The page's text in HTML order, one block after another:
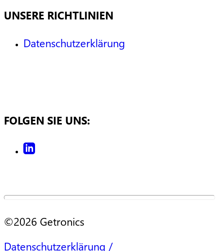
UNSERE RICHTLINIEN
Datenschutzerklärung
FOLGEN SIE UNS:
©2026 Getronics
Datenschutzerklärung /